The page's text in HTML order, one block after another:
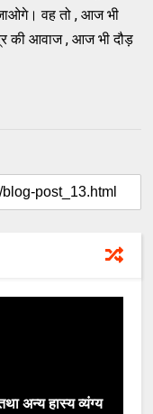
वह तो , आज भी
की आवाज , आज भी दौड़
अन्य हास्य व्यंग्य